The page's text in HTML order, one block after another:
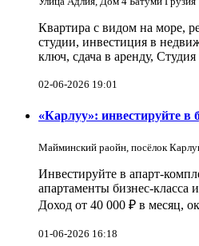
Квартира с видом на море,
студии, инвестиция в
ключ, сдача в аренду,
02-06-2026 19:01
«Карлуу»: инвестируйте в
Майминский раойн, посёлок
Инвестируйте в апарт-
апартаменты бизнес-класса
Доход от 40 000 ₽ в месяц,
01-06-2026 16:18